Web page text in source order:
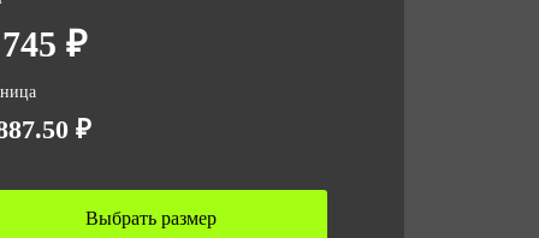
₽
₽
Выбрать размер